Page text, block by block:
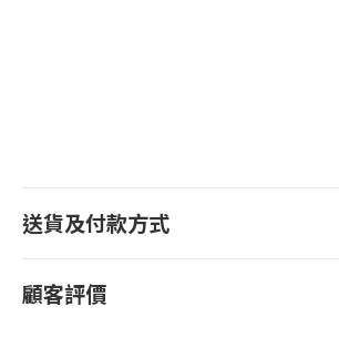
送貨及付款方式
顧客評價